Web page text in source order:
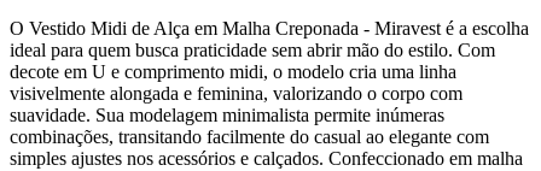
O Vestido Midi de Alça em Malha Creponada - Miravest é a escolha
ideal para quem busca praticidade sem abrir mão do estilo. Com
decote em U e comprimento midi, o modelo cria uma linha
visivelmente alongada e feminina, valorizando o corpo com
suavidade. Sua modelagem minimalista permite inúmeras
combinações, transitando facilmente do casual ao elegante com
simples ajustes nos acessórios e calçados. Confeccionado em malha